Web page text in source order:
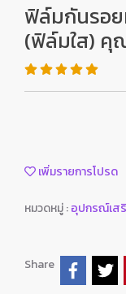
ฟิล์มกันรอ
(ฟิล์มใส) คุ
เพิ่มรายการโปรด
หมวดหมู่ :อุปกรณ์เสริ
Share